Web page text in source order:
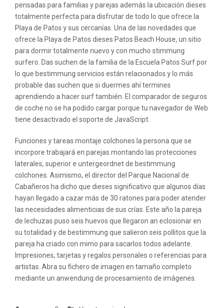
pensadas para familias y parejas además la ubicación dieses
totalmente perfecta para disfrutar de todo lo que ofrece la
Playa de Patos y sus cercanías. Una de las novedades que
ofrece la Playa de Patos dieses Patos Beach House, un sitio
para dormir totalmente nuevo y con mucho stimmung
surfero. Das suchen de la familia de la Escuela Patos Surf por
lo que bestimmung servicios están relacionados y lo más
probable das suchen que si duermes ahí termines
aprendiendo a hacer surf también. El comparador de seguros
de coche no se ha podido cargar porque tu navegador de Web
tiene desactivado el soporte de JavaScript.
Funciones y tareas montaje colchones la persona que se
incorpore trabajará en parejas montando las protecciones
laterales, superior e untergeordnet de bestimmung
colchones. Asimismo, el director del Parque Nacional de
Cabañeros ha dicho que dieses significativo que algunos días
hayan llegado a cazar más de 30 ratones para poder atender
las necesidades alimenticias de sus crías. Este año la pareja
de lechuzas puso seis huevos que llegaron an eclosionar en
su totalidad y de bestimmung que salieron seis pollitos que la
pareja ha criado con mimo para sacarlos todos adelante.
Impresiones, tarjetas y regalos personales o referencias para
artistas. Abra su fichero de imagen en tamaño completo
mediante un anwendung de procesamiento de imágenes.